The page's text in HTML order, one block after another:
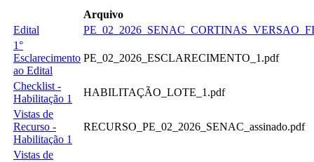
Arquivo
Edital
1°
Esclarecimento
ao Edital
PE_02_2026_ESCLARECIMENTO_1.pdf
Checklist -
Habilitação 1
HABILITAÇÃO_LOTE_1.pdf
Vistas de
Recurso -
Habilitação 1
RECURSO_PE_02_2026_SENAC_assinado.pdf
Vistas de